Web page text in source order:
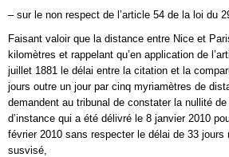
– sur le non respect de l’article 54 de la loi du
Faisant valoir que la distance entre Nice et
kilomètres et rappelant qu’en application de
juillet 1881 le délai entre la citation et la
jours outre un jour par cinq myriamètres de
demandent au tribunal de constater la nullité de
d’instance qui a été délivré le 8 janvier 2010
février 2010 sans respecter le délai de 33 jours
susvisé,